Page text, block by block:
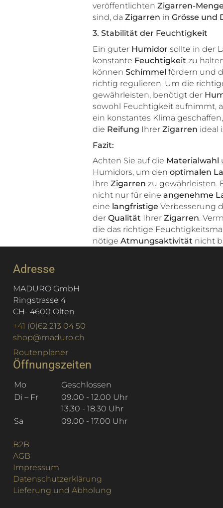
veröffentlichtenZigarren-
sind, daZigarren inGrösse und
3. Stabilität der Feuchtigkeit
Ein guter Humidor sollte in der
konstante Feuchtigkeit zu
könnenSchimmel fördern und
richtig regulieren. Um die
gewährleisten, benötigt der
sowohl Feuchtigkeit aufnimmt,
ein konstantes Klima
die Reifung IhrerZigarren ideal
Fazit:
Achten Sie auf die Materialwahl
Humidors, um denoptimalen
IhreZigarrenzu gewährleisten.
nicht nur für eineangenehme
eine langfristigeVerbesserung
derQualität IhrerZigarren.
die das richtige
nötigeAtmungsaktivität nicht
Adresse
MADURO GmbH
Ringstrasse 4
CH- 4600 Olten
+41 (0)62 213 04 50
shop@maduro.ch
Routenplaner
Öffnungszeiten
Mo
Geschlossen
Di – Fr
09.00 - 12.00 Uhr
13.30 - 18.30 Uhr
Sa
09.00 - 17.00 Uhr
B2B
AGB
Impressum
Datenschutzerklärung
Lieferung und Abholung